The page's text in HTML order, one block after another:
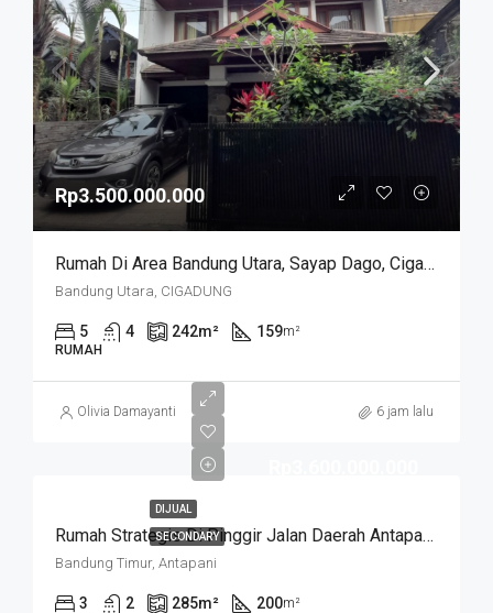
Rp3.500.000.000
Rumah Di Area Bandung Utara, Sayap Dago, Cigadung.
Bandung Utara, CIGADUNG
5 4 242m² 159m²
RUMAH
Olivia Damayanti 6 jam lalu
DIJUAL
SECONDARY Rumah Strategis Di Pinggir Jalan Daerah Antapani . Cocok Untuk Usaha. SUKANEGARA
Bandung Timur, Antapani
3 2 285m² 200m²